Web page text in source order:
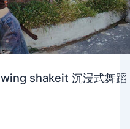
shakeit 沉浸式舞蹈